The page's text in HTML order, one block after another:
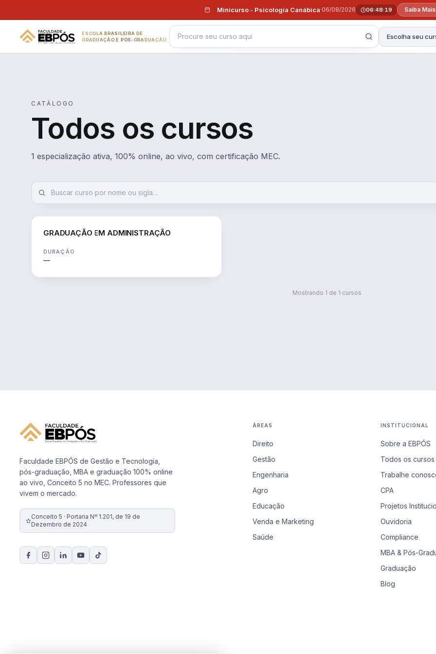
Minicurso - Psicologia Canábica·06/08/2026 06:48:18 Saiba
ESCOLA BRASILEIRA DE
GRADUAÇÃO E PÓS-GRADUAÇÃO
Escolha seu
CATÁLOGO
Todos os cursos
1 especialização ativa, 100% online, ao vivo, com certificação MEC.
GRADUAÇÃO EM ADMINISTRAÇÃO
DURAÇÃO
—
Mostrando 1 de 1 cursos
Faculdade EBPÓS de Gestão e Tecnologia,
pós-graduação, MBA e graduação 100% online
ao vivo, Conceito 5 no MEC. Professores que
vivem o mercado.
Conceito 5 · Portaria Nº 1.201, de 19 de
Dezembro de 2024
ÁREAS
Direito
Gestão
Engenharia
Agro
Educação
Venda e Marketing
Saúde
INSTITUCIONAL
Sobre a EBPÓS
Todos os cursos
Trabalhe
CPA
Projetos
Ouvidoria
Compliance
MBA & Pós-
Graduação
Blog